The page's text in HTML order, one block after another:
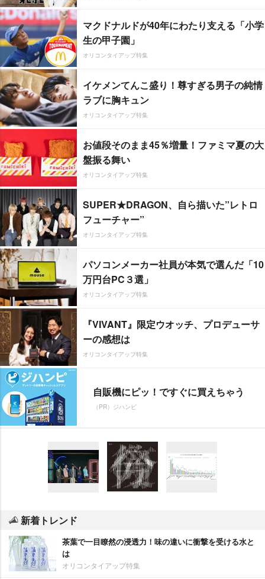
マクドナルドが40年にわたり支える「小学
生の甲子園」
オリコンタイアップ特集
イケメンてんこ盛り！尊すぎる男子の純情
ラブに胸キュン
オリコンタイアップ特集
お値段そのまま45％増量！ファミマ夏の大
盤振る舞い
オリコンタイアップ特集
SUPER★DRAGON、自ら描いた”レトロ
フューチャー”
オリコンタイアップ特集
パソコンメーカー社員が本気で選んだ「10
万円台PC３選」
オリコンタイアップ特集
『VIVANT』限定ウオッチ、プロデューサ
ーの感想は
オリコンタイアップ特集
自販機にピッ！ですぐに買えちゃう
（PR）ジハンピ
新着トレンド
茶葉で一目瞭然の浸透力！味の違いに衝撃を受ける水と
は
オリコンタイアップ特集